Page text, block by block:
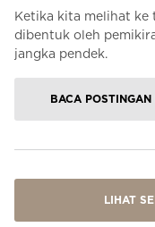
Ketika kita melihat ke
dibentuk oleh
jangka pendek.
BACA POSTINGAN
LIHAT